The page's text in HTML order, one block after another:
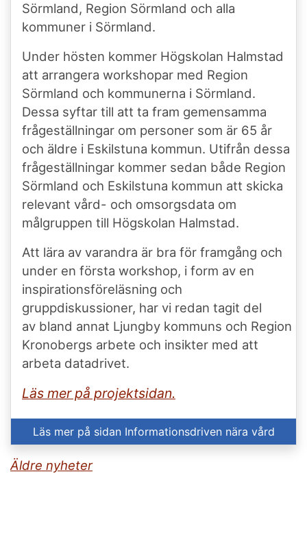
Sörmland, Region Sörmland och alla
kommuner i Sörmland.
Under hösten kommer Högskolan Halmstad
att arrangera workshopar med Region
Sörmland och kommunerna i Sörmland.
Dessa syftar till att ta fram gemensamma
frågeställningar om personer som är 65 år
och äldre i Eskilstuna kommun. Utifrån dessa
frågeställningar kommer sedan både Region
Sörmland och Eskilstuna kommun att skicka
relevant vård- och omsorgsdata om
målgruppen till Högskolan Halmstad.
Att lära av varandra är bra för framgång och
under en första workshop, i form av en
inspirationsföreläsning och
gruppdiskussioner, har vi redan tagit del
av bland annat Ljungby kommuns och Region
Kronobergs arbete och insikter med att
arbeta datadrivet.
Läs mer på projektsidan.
Läs mer på sidan Informationsdriven nära vård
Äldre nyheter